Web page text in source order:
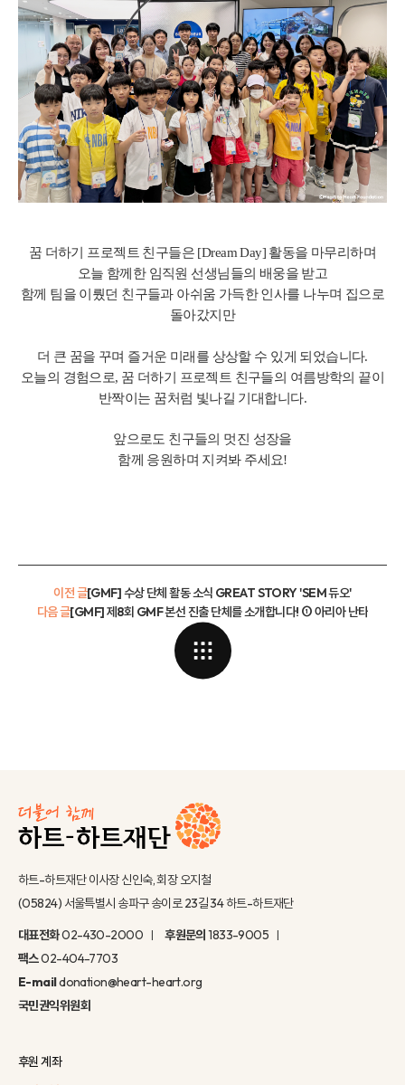
꿈 더하기 프로젝트 친구들은 [Dream Day] 활동을 마무리하며
오늘 함께한 임직원 선생님들의 배웅을 받고
함께 팀을 이뤘던 친구들과 아쉬움 가득한 인사를 나누며 집으로
돌아갔지만
더 큰 꿈을 꾸며 즐거운 미래를 상상할 수 있게 되었습니다.
오늘의 경험으로, 꿈 더하기 프로젝트 친구들의 여름방학의 끝이
반짝이는 꿈처럼 빛나길 기대합니다.
앞으로도 친구들의 멋진 성장을
함께 응원하며 지켜봐 주세요!
이전 글[GMF] 수상 단체 활동 소식 GREAT STORY 'SEM 듀오'
[GMF] 제8회 GMF 본선 진출 단체를 소개합니다! ① 아리아 난타
다음 글
하트-하트재단 이사장 신인숙, 회장 오지철
(05824) 서울특별시 송파구 송이로 23길 34 하트-하트재단
대표전화02-430-2000 후원문의1833-9005
팩스02-404-7703
E-maildonation@heart-heart.org
국민권익위원회
후원 계좌